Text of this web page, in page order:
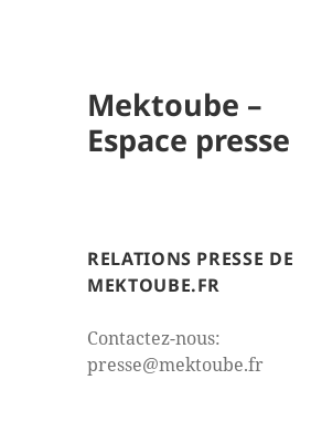
Mektoube –
Espace presse
RELATIONS PRESSE DE
MEKTOUBE.FR
Contactez-nous:
presse@mektoube.fr